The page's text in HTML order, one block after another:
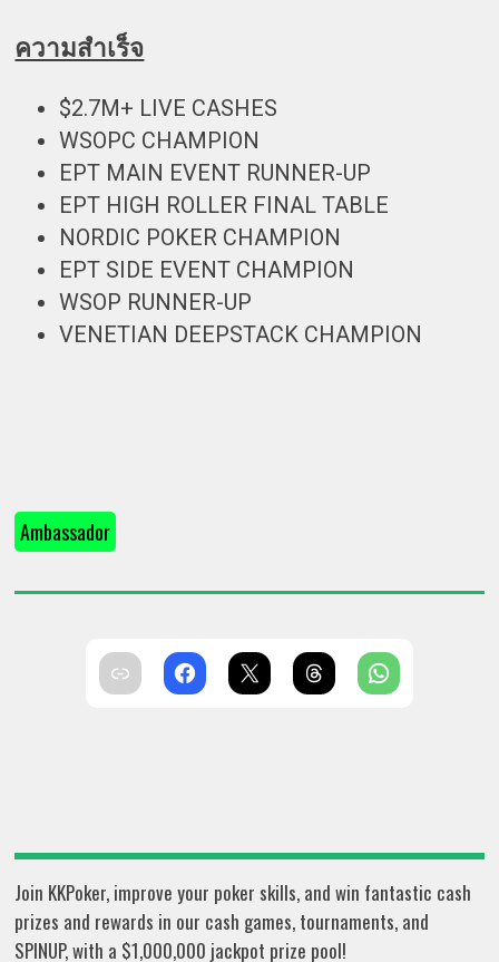
ความสำเร็จ
$2.7M+ LIVE CASHES
WSOPC CHAMPION
EPT MAIN EVENT RUNNER-UP
EPT HIGH ROLLER FINAL TABLE
NORDIC POKER CHAMPION
EPT SIDE EVENT CHAMPION
WSOP RUNNER-UP
VENETIAN DEEPSTACK CHAMPION
Ambassador
Join KKPoker, improve your poker skills, and win fantastic cash
prizes and rewards in our cash games, tournaments, and
SPINUP, with a $1,000,000 jackpot prize pool!